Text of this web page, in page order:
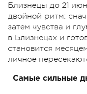
Близнецы до 21
двойной ритм:
затем чувства и
в Близнецах и
становится
личное
Самые сильные